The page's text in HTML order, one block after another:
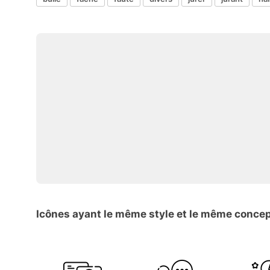
Icônes ayant le même style et le même